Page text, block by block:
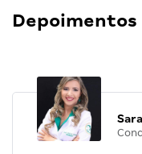
Depoimentos